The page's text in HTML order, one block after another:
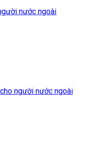
nước ngoài
người nước ngoài